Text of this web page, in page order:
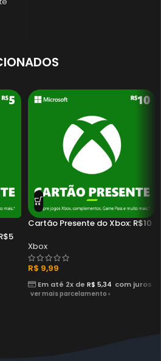
Cartão Presente do Xbox: R$10
Xbox
R$ 9,99
Em até 2x de R$ 5,34 com juros
ver mais parcelamento ›